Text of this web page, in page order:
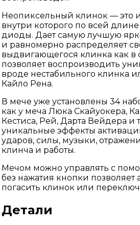
Неопиксельный клинок — это
внутри которого по всей
диоды. Дает самую лучшую
и равномерно распределяет
выдвигающегося клинка как в
позволяет воспроизводить
вроде нестабильного клинка
Кайло Рена.
В мече уже установлены 34
как у меча Люка Скайуокера,
Кестиса, Рей, Дарта Вейдера и
уникальные эффекты
ударов, силы, музыки,
клинча и работы.
Мечом можно управлять с
без нажатия кнопки позволяет
погасить клинок или
Детали